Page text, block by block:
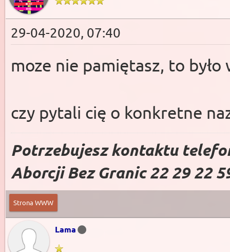
29-04-2020, 07:40
moze nie pamiętasz, to
czy pytali cię o konkretne
Potrzebujesz kontaktu
Aborcji Bez Granic 22 29 22
Strona WWW
Lama